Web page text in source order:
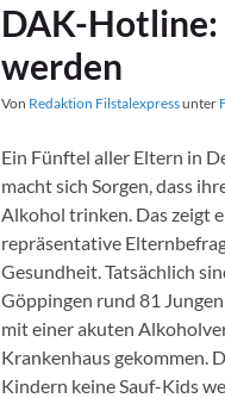
DAK-Hotline:
werden
Von Redaktion Filstalexpressunter
Ein Fünftel aller Eltern in
macht sich Sorgen, dass
Alkohol trinken. Das zeigt
repräsentative
Gesundheit. Tatsächlich
Göppingen rund 81
mit einer akuten
Krankenhaus gekommen.
Kindern keine Sauf-Kids